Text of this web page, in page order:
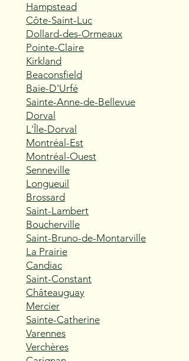
Hampstead
Côte-Saint-Luc
Dollard-des-Ormeaux
Pointe-Claire
Kirkland
Beaconsfield
Baie-D'Urfé
Sainte-Anne-de-Bellevue
Dorval
L'Île-Dorval
Montréal-Est
Montréal-Ouest
Senneville
Longueuil
Brossard
Saint-Lambert
Boucherville
Saint-Bruno-de-Montarville
La Prairie
Candiac
Saint-Constant
Châteauguay
Mercier
Sainte-Catherine
Varennes
Verchères